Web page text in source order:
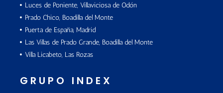
Luces de Poniente, Villaviciosa de Odón
Prado Chico, Boadilla del Monte
Puerta de España, Madrid
Las Villas de Prado Grande, Boadilla del Monte
Villa Licabeto, Las Rozas
GRUPO INDEX